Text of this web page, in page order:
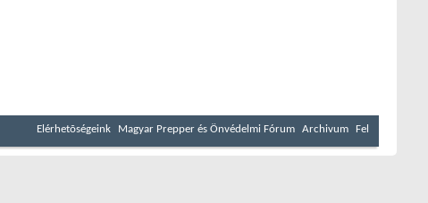
Elérhetõségeink Magyar Prepper és Önvédelmi Fórum Archivum Fel